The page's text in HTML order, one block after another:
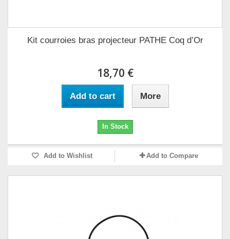
Kit courroies bras projecteur PATHE Coq d’Or
18,70 €
Add to cart More
In Stock
Add to Wishlist Add to Compare